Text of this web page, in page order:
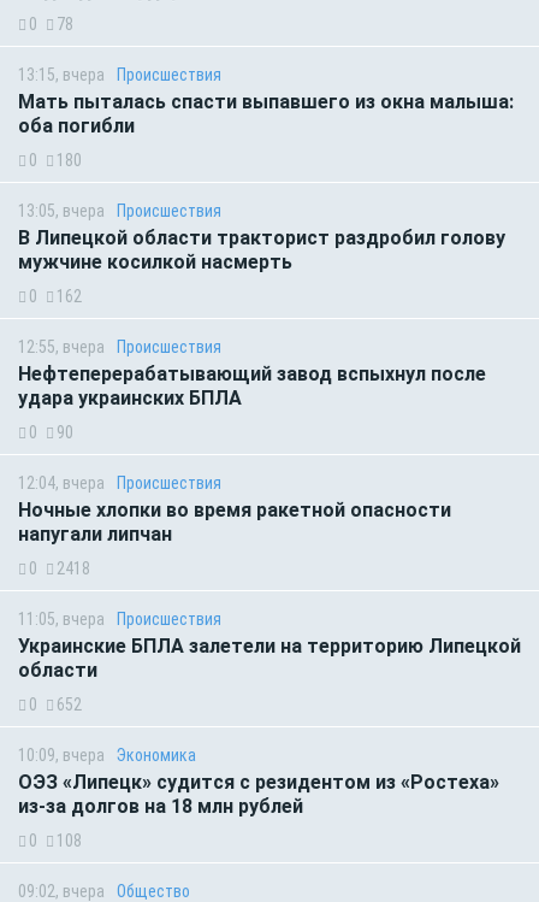
0 78
13:15, вчера Происшествия
Мать пыталась спасти выпавшего из окна малыша:
оба погибли
0 180
13:05, вчера Происшествия
В Липецкой области тракторист раздробил голову
мужчине косилкой насмерть
0 162
12:55, вчера Происшествия
Нефтеперерабатывающий завод вспыхнул после
удара украинских БПЛА
0 90
12:04, вчера Происшествия
Ночные хлопки во время ракетной опасности
напугали липчан
0 2418
11:05, вчера Происшествия
Украинские БПЛА залетели на территорию Липецкой
области
0 652
10:09, вчера Экономика
ОЭЗ «Липецк» судится с резидентом из «Ростеха»
из-за долгов на 18 млн рублей
0 108
09:02, вчера Общество